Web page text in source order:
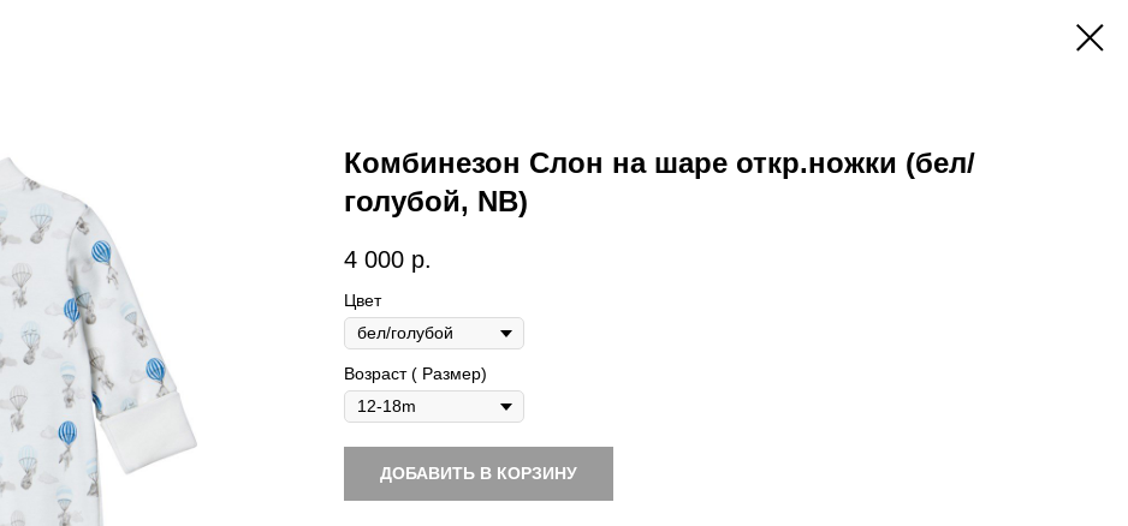
Комбинезон Слон на шаре откр.ножки (бел/
голубой, NB)
4 000 р.
Цвет
Возраст ( Размер)
ДОБАВИТЬ В КОРЗИНУ